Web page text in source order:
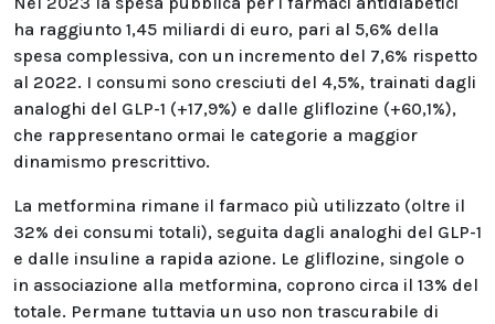
ha raggiunto 1,45 miliardi di euro, pari al 5,6% della
spesa complessiva, con un incremento del 7,6% rispetto
al 2022. I consumi sono cresciuti del 4,5%, trainati dagli
analoghi del GLP-1 (+17,9%) e dalle gliflozine (+60,1%),
che rappresentano ormai le categorie a maggior
dinamismo prescrittivo.
La metformina rimane il farmaco più utilizzato (oltre il
32% dei consumi totali), seguita dagli analoghi del GLP-1
e dalle insuline a rapida azione. Le gliflozine, singole o
in associazione alla metformina, coprono circa il 13% del
totale. Permane tuttavia un uso non trascurabile di